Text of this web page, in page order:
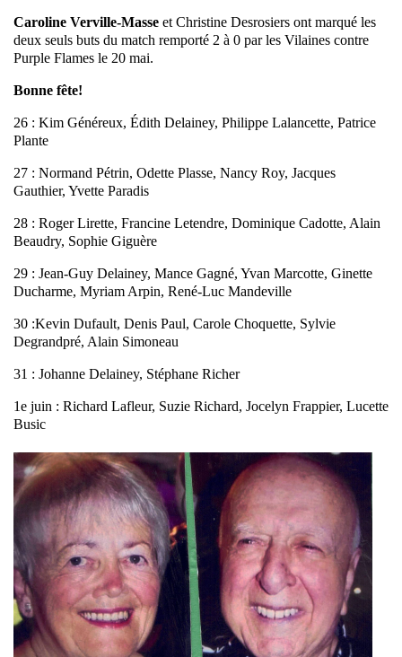
Caroline Verville-Masse et Christine Desrosiers ont marqué les
deux seuls buts du match remporté 2 à 0 par les Vilaines contre
Purple Flames le 20 mai.
Bonne fête!
26 : Kim Généreux, Édith Delainey, Philippe Lalancette, Patrice
Plante
27 : Normand Pétrin, Odette Plasse, Nancy Roy, Jacques
Gauthier, Yvette Paradis
28 : Roger Lirette, Francine Letendre, Dominique Cadotte, Alain
Beaudry, Sophie Giguère
29 : Jean-Guy Delainey, Mance Gagné, Yvan Marcotte, Ginette
Ducharme, Myriam Arpin, René-Luc Mandeville
30 :Kevin Dufault, Denis Paul, Carole Choquette, Sylvie
Degrandpré, Alain Simoneau
31 : Johanne Delainey, Stéphane Richer
1e juin : Richard Lafleur, Suzie Richard, Jocelyn Frappier, Lucette
Busic